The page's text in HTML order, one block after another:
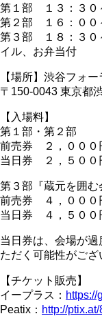
第１部 １３：３０
第２部 １６：００
第３部 １８：３０
イル、お弁当付
【場所】渋谷フォ
〒150-0043 東京都
【入場料】
第１部・第２部
前売券 ２，０００
当日券 ２，５００
第３部『蔵元を囲む
前売券 ４，０００
当日券 ４，５００
当日券は、会場が
ただく可能性がござ
【チケット販売】
イープラス： https://
Peatix： http://